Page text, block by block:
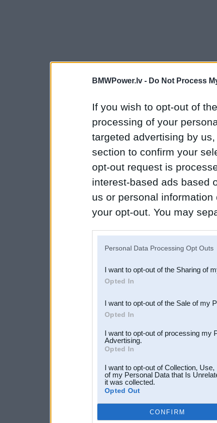
BMWPower.lv - Do Not Process
If you wish to opt-out of
processing of your
targeted advertising by
section to confirm your
opt-out request is
interest-based ads based
us or personal
your opt-out. You may
Downstream Participants
third parties.
Personal Data Processing Opt Outs
I want to opt-out of the Sharing of
Opted In
I want to opt-out of the Sale of my
Opted In
I want to opt-out of processing my
Advertising.
Opted In
I want to opt-out of Collection,
of my Personal Data that Is
it was collected.
Opted Out
CONFIRM